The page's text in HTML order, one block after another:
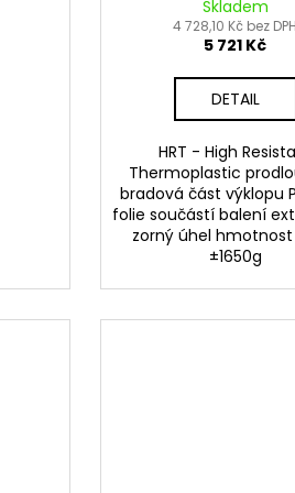
Skladem
4 728,10 Kč bez DPH
5 721 Kč
DETAIL
HRT - High
Thermoplastic
bradová část výklopu
folie součástí balení
zorný úhel
±1650g